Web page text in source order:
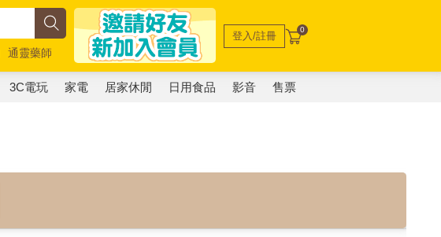
通靈藥師
登入/註冊 0
3C電玩 家電 居家休閒 日用食品 影音 售票